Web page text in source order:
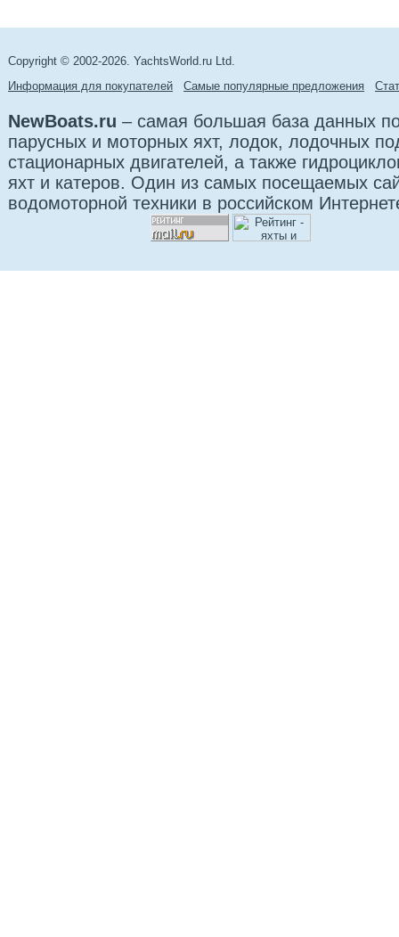
Copyright © 2002-2026. YachtsWorld.ru Ltd.
Информация для покупателей
Самые популярные предложения
NewBoats.ru – самая большая база данных
парусных и моторных яхт, лодок, лодочных
стационарных двигателей, а также
яхт и катеров. Один из самых посещаемых
водомоторной техники в российском